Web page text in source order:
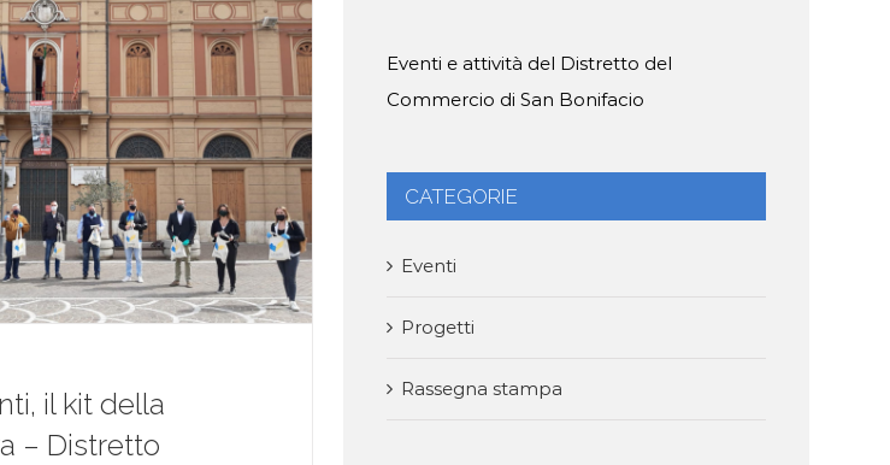
il kit della
– Distretto
Eventi e attività del Distretto del
Commercio di San Bonifacio
CATEGORIE
Eventi
Progetti
Rassegna stampa